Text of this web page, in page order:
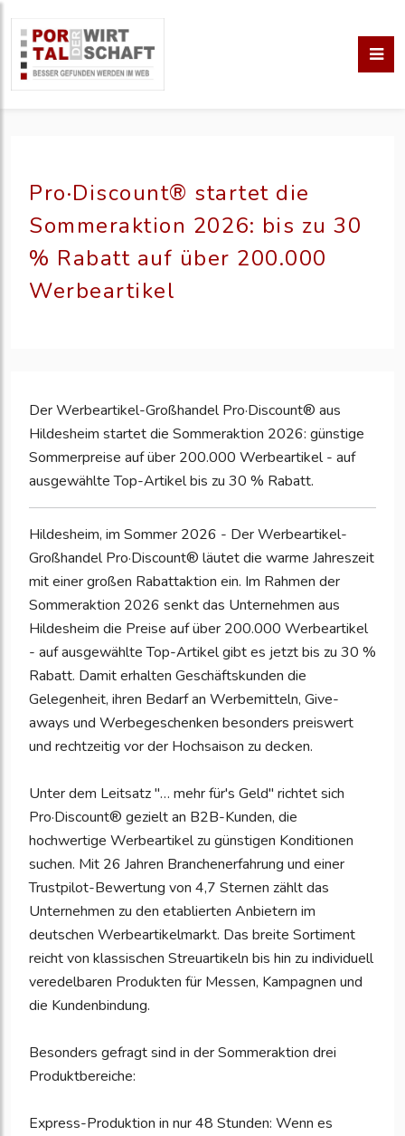
Pro·Discount® startet die
Sommeraktion 2026: bis zu 30
% Rabatt auf über 200.000
Werbeartikel
Der Werbeartikel-Großhandel Pro·Discount® aus
Hildesheim startet die Sommeraktion 2026: günstige
Sommerpreise auf über 200.000 Werbeartikel - auf
ausgewählte Top-Artikel bis zu 30 % Rabatt.
Hildesheim, im Sommer 2026 - Der Werbeartikel-
Großhandel Pro·Discount® läutet die warme Jahreszeit
mit einer großen Rabattaktion ein. Im Rahmen der
Sommeraktion 2026 senkt das Unternehmen aus
Hildesheim die Preise auf über 200.000 Werbeartikel
- auf ausgewählte Top-Artikel gibt es jetzt bis zu 30 %
Rabatt. Damit erhalten Geschäftskunden die
Gelegenheit, ihren Bedarf an Werbemitteln, Give-
aways und Werbegeschenken besonders preiswert
und rechtzeitig vor der Hochsaison zu decken.
Unter dem Leitsatz "… mehr für's Geld" richtet sich
Pro·Discount® gezielt an B2B-Kunden, die
hochwertige Werbeartikel zu günstigen Konditionen
suchen. Mit 26 Jahren Branchenerfahrung und einer
Trustpilot-Bewertung von 4,7 Sternen zählt das
Unternehmen zu den etablierten Anbietern im
deutschen Werbeartikelmarkt. Das breite Sortiment
reicht von klassischen Streuartikeln bis hin zu individuell
veredelbaren Produkten für Messen, Kampagnen und
die Kundenbindung.
Besonders gefragt sind in der Sommeraktion drei
Produktbereiche:
Express-Produktion in nur 48 Stunden: Wenn es